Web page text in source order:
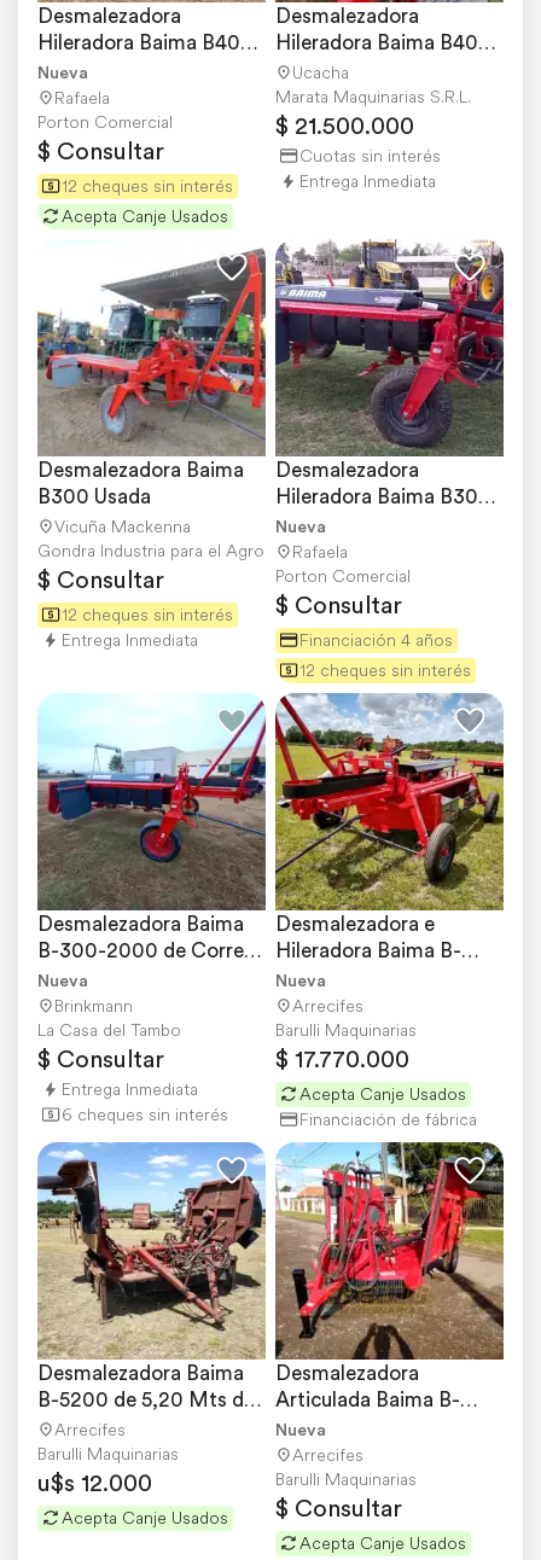
Desmalezadora
Hileradora Baima B400
Cardánica Nueva
Nueva
Rafaela
Porton Comercial
$ Consultar
12 cheques sin interés
Acepta Canje Usados
Desmalezadora
Hileradora Baima B400
(reparada)
Ucacha
Marata Maquinarias S.R.L.
$ 21.500.000
Cuotas sin interés
Entrega Inmediata
Desmalezadora Baima
B300 Usada
Vicuña Mackenna
Gondra Industria para el Agro
$ Consultar
12 cheques sin interés
Entrega Inmediata
Desmalezadora
Hileradora Baima B300-
2000 Nueva
Nueva
Rafaela
Porton Comercial
$ Consultar
Financiación 4 años
12 cheques sin interés
Desmalezadora Baima
B-300-2000 de Correa
Plana-
Nueva
Brinkmann
La Casa del Tambo
$ Consultar
Entrega Inmediata
6 cheques sin interés
Desmalezadora e
Hileradora Baima B-
300-2000 Disponible
Nueva
Arrecifes
Barulli Maquinarias
$ 17.770.000
Acepta Canje Usados
Financiación de fábrica
Desmalezadora Baima
B-5200 de 5,20 Mts de
Ancho de Labor
Arrecifes
Barulli Maquinarias
u$s 12.000
Acepta Canje Usados
Desmalezadora
Articulada Baima B-
4300 Nuevo
Nueva
Arrecifes
Barulli Maquinarias
$ Consultar
Acepta Canje Usados